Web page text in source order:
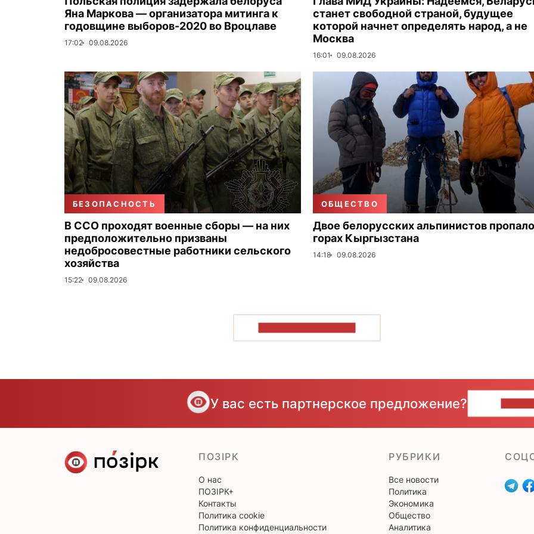
Яна Маркова — организатора митинга к
годовщине выборов-2020 во Вроцлаве
17:02 09.08.2026
станет свободной страной, будущее
которой начнет определять народ, а не
Москва
16:01 09.08.2026
БЕЗОПАСНОСТЬ
В ССО проходят военные сборы — на них
предположительно призваны
недобросовестные работники сельского
хозяйства
15:22 09.08.2026
ОБЩЕСТВО
Двое белорусских альпинистов
горах Кыргызстана
14:18 09.08.2026
У вас есть партнерское предложение?
ПОЗІРК
О нас
ПОЗІРК+
Контакты
Политика cookie
Политика конфиденциальности
РУБРИКИ
Все новости
Политика
Экономика
Общество
Аналитика